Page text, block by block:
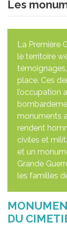
Les
La Première
le territoire
place. Ces
l’occupation
monuments
rendent
civiles et
et un
Grande
les familles
DU